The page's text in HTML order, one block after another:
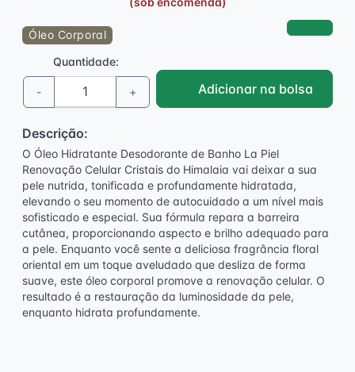
Óleo Corporal
Quantidade:
- + Adicionar na bolsa
Descrição:
O Óleo Hidratante Desodorante de Banho La Piel
Renovação Celular Cristais do Himalaia vai deixar a sua
pele nutrida, tonificada e profundamente hidratada,
elevando o seu momento de autocuidado a um nível mais
sofisticado e especial. Sua fórmula repara a barreira
cutânea, proporcionando aspecto e brilho adequado para
a pele. Enquanto você sente a deliciosa fragrância floral
oriental em um toque aveludado que desliza de forma
suave, este óleo corporal promove a renovação celular. O
resultado é a restauração da luminosidade da pele,
enquanto hidrata profundamente.